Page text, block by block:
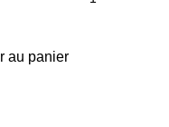
au panier